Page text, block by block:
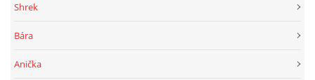
Shrek
Bára
Anička